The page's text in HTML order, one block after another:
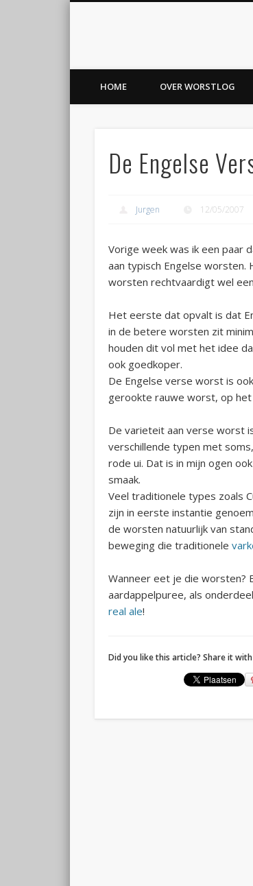
HOME OVER WORSTLOG
De Engelse
Jurgen 12/05/2007
Vorige week was ik een paar
aan typisch Engelse worsten.
worsten rechtvaardigt wel
Het eerste dat opvalt is dat
in de betere worsten zit
houden dit vol met het idee
ook goedkoper.
De Engelse verse worst is
gerookte rauwe worst, op het
De varieteit aan verse worst
verschillende typen met
rode ui. Dat is in mijn ogen
smaak.
Veel traditionele types zoals
zijn in eerste instantie
de worsten natuurlijk van
beweging die traditionele
Wanneer eet je die worsten?
aardappelpuree, als
real ale!
Did you like this article? Share it